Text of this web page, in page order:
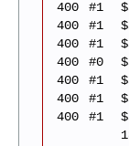
400
#1
400
#1
400
#1
400
#0
400
#1
400
#1
400
#1